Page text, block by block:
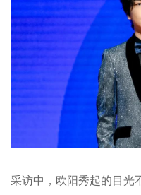
采访中，欧阳秀起的目光